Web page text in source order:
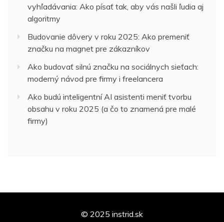
vyhľadávania: Ako písať tak, aby vás našli ľudia aj
algoritmy
Budovanie dôvery v roku 2025: Ako premeniť
značku na magnet pre zákazníkov
Ako budovať silnú značku na sociálnych sieťach:
moderný návod pre firmy i freelancera
Ako budú inteligentní AI asistenti meniť tvorbu
obsahu v roku 2025 (a čo to znamená pre malé
firmy)
© 2025 instrid.sk